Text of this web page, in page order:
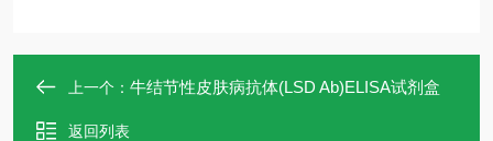
上一个： 牛结节性皮肤病抗体(LSD Ab)ELISA试剂盒
返回列表